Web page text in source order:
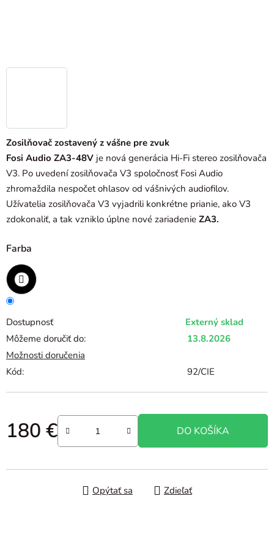
Zosilňovač zostavený z vášne pre zvuk
Fosi Audio ZA3-48V je nová generácia Hi-Fi stereo zosilňovača
V3. Po uvedení zosilňovača V3 spoločnosť Fosi Audio
zhromaždila nespočet ohlasov od vášnivých audiofilov.
Užívatelia zosilňovača V3 vyjadrili konkrétne prianie, ako V3
zdokonaliť, a tak vzniklo úplne nové zariadenie ZA3.
Farba
Dostupnosť
Externý sklad
Môžeme doručiť do:
13.8.2026
Možnosti doručenia
Kód:
92/CIE
180 €
Jednotková cena:
DO KOŠÍKA
Opýtať sa Zdieľať